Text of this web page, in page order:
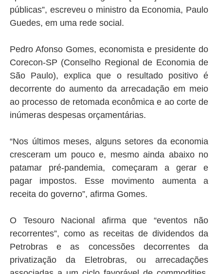
públicas”, escreveu o ministro da Economia, Paulo
Guedes, em uma rede social.
Pedro Afonso Gomes, economista e presidente do
Corecon-SP (Conselho Regional de Economia de
São Paulo), explica que o resultado positivo é
decorrente do aumento da arrecadação em meio
ao processo de retomada econômica e ao corte de
inúmeras despesas orçamentárias.
“Nos últimos meses, alguns setores da economia
cresceram um pouco e, mesmo ainda abaixo no
patamar pré-pandemia, começaram a gerar e
pagar impostos. Esse movimento aumenta a
receita do governo”, afirma Gomes.
O Tesouro Nacional afirma que “eventos não
recorrentes”, como as receitas de dividendos da
Petrobras e as concessões decorrentes da
privatização da Eletrobras, ou arrecadações